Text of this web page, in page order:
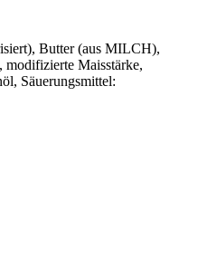
Butter (aus MILCH),
modifizierte Maisstärke,
Säuerungsmittel: